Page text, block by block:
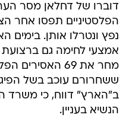
דוברו של דחלאן מסר
הפלסטיניים תפסו אחר
נפץ ונטרלו אותן. בימים
אמצעי לחימה גם
מחר את 69
ששחרורם עוכב בשל
ב"הארץ" דווח, כי משרד
הנשיא בעניין.